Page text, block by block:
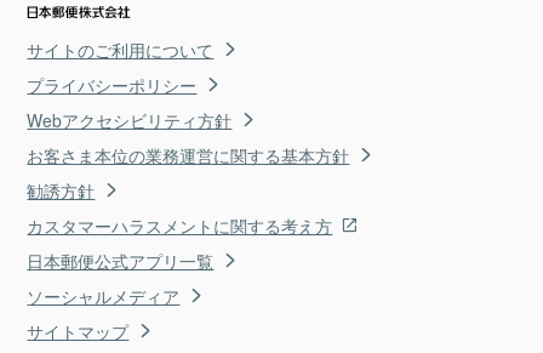
サイトのご利用について
プライバシーポリシー
Webアクセシビリティ方針
お客さま本位の業務運営に関する基本方針
勧誘方針
カスタマーハラスメントに関する考え方
日本郵便公式アプリ一覧
ソーシャルメディア
サイトマップ